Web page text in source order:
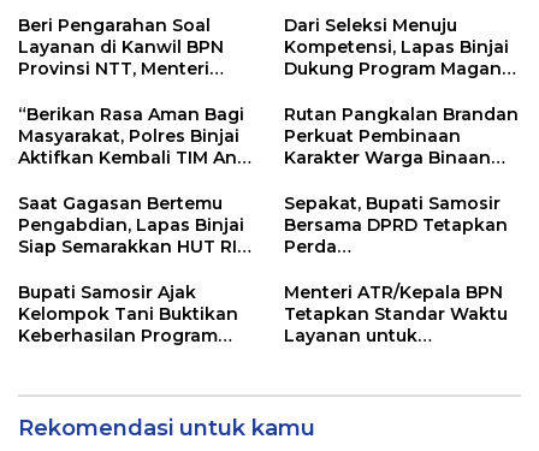
Beri Pengarahan Soal
Layanan di Kanwil BPN
Provinsi NTT, Menteri
Pandang Masyarakat
Dari Seleksi Menuju
Kompetensi, Lapas Binjai
Dukung Program Magang
“Berikan Rasa Aman Bagi
Masyarakat, Polres Binjai
Aktifkan Kembali TIM Anti
Rutan Pangkalan Brandan
Perkuat Pembinaan
Karakter Warga Binaan
Kebersihan
Saat Gagasan Bertemu
Pengabdian, Lapas Binjai
Siap Semarakkan HUT RI
Sepakat, Bupati Samosir
Bersama DPRD Tetapkan
Perda
APBD 2025 dan Perda
Pengelolaan Sampah
Bupati Samosir Ajak
Kelompok Tani Buktikan
Keberhasilan Program
Disalurkan
Menteri ATR/Kepala BPN
Tetapkan Standar Waktu
Layanan untuk
Rekomendasi untuk kamu